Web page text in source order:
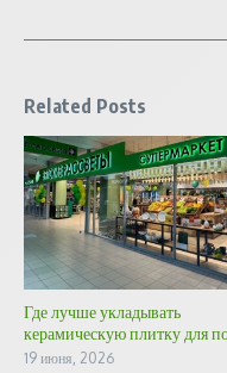
Related Posts
Где лучше укладывать
керамическую плитку для
19 июня, 2026